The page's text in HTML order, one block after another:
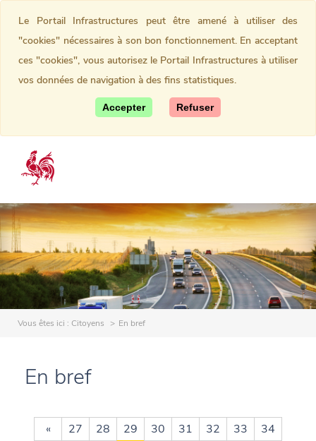
Vous êtes ici : Citoyens En bref
En bref
« 27 28 29 30 31 32 33
34
Le Portail Infrastructures peut être amené à utiliser des
"cookies" nécessaires à son bon fonctionnement. En acceptant
ces "cookies", vous autorisez le Portail Infrastructures à utiliser
vos données de navigation à des fins statistiques.
Accepter Refuser